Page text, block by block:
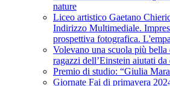
nature
Liceo artistico Gaetano
Indirizzo Multimediale.
prospettiva fotografica.
Volevano una scuola più
ragazzi dell’Einstein aiutati
Premio di studio: “Giulia
Giornate Fai di primavera